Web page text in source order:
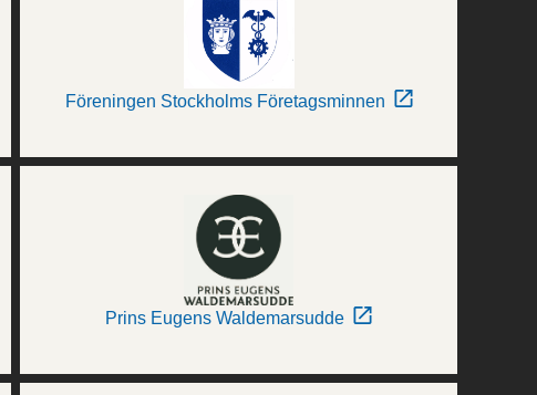
Föreningen Stockholms Företagsminnen
Prins Eugens Waldemarsudde